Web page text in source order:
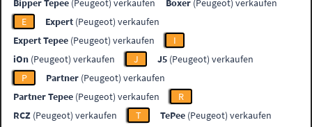
Bipper Tepee (Peugeot) verkaufen Boxer (Peugeot) verkaufen
E
Expert (Peugeot) verkaufen
Expert Tepee (Peugeot) verkaufen
I
iOn (Peugeot) verkaufen J J5 (Peugeot) verkaufen
P
Partner (Peugeot) verkaufen
Partner Tepee (Peugeot) verkaufen
R
RCZ (Peugeot) verkaufen T TePee (Peugeot) verkaufen